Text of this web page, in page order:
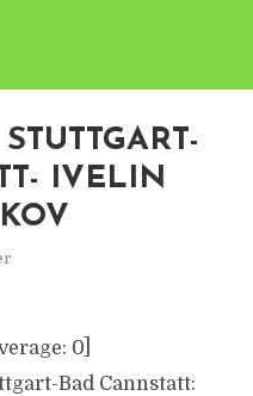
IVELIN
0]
Bad Cannstatt: